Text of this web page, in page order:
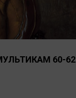
60-62